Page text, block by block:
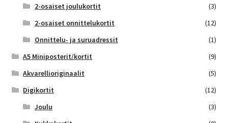
2-osaiset joulukortit
(3)
2-osaiset onnittelukortit
(12)
Onnittelu- ja suruadressit
(1)
A5 Miniposterit/kortit
(9)
Akvarellioriginaalit
(5)
Digikortit
(12)
Joulu
(3)